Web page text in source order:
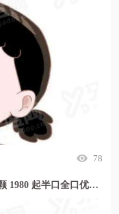
78
湖南湘潭贝壳口腔 2026 种植牙价格？单颗 1980 起半口全口优惠多